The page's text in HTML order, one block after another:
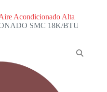
Acondicionado Alta
SMC 18K/BTU